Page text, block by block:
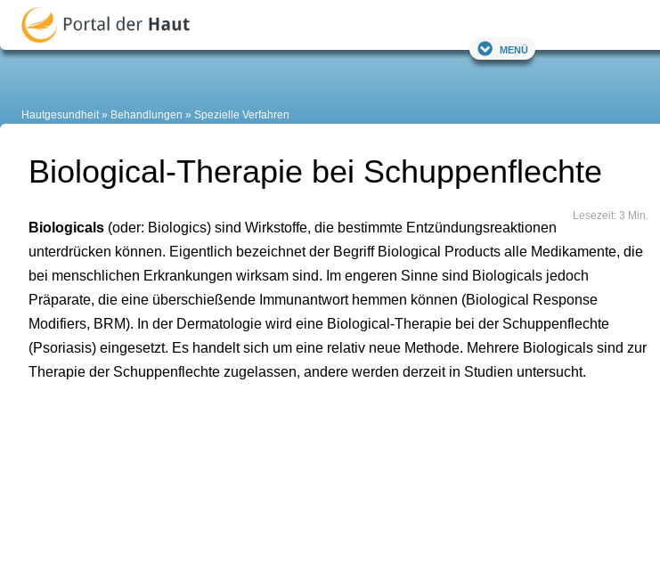
Menü
Hautgesundheit Behandlungen Spezielle Verfahren
Biological-Therapie bei Schuppenflechte
Lesezeit: 3 Min.
Biologicals (oder: Biologics) sind Wirkstoffe, die bestimmte Entzündungsreaktionen
unterdrücken können. Eigentlich bezeichnet der Begriff Biological Products alle Medikamente, die
bei menschlichen Erkrankungen wirksam sind. Im engeren Sinne sind Biologicals jedoch
Präparate, die eine überschießende Immunantwort hemmen können (Biological Response
Modifiers, BRM). In der Dermatologie wird eine Biological-Therapie bei der Schuppenflechte
(Psoriasis) eingesetzt. Es handelt sich um eine relativ neue Methode. Mehrere Biologicals sind zur
Therapie der Schuppenflechte zugelassen, andere werden derzeit in Studien untersucht.